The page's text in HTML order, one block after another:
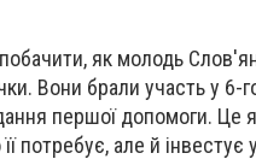
як молодь
Вони брали участь у 6-
першої допомоги. Це
потребує, але й інвестує